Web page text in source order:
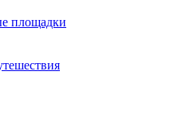
площадки